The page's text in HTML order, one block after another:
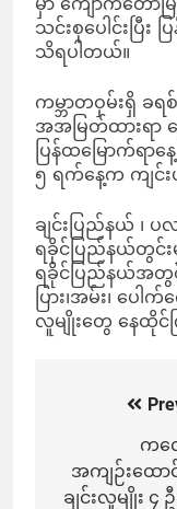
သင်းစုပေါင်းပြီ
သိရပါတယ်။
ကမ္ဘာတဝှမ်းရှိ
အအမြတ်ထားရာ
ပြန်ထမြောက်ရာ
၅ ရက်နေ့က ကျင်
ချင်းပြည်နယ် ၊
ရခိုင်ပြည်နယ်တွင်းမှ
ရခိုင်ပြည်နယ်အတွင်
ပြား၊အမ်း၊ ပေ
လူမျိုးတွေ နေထိုင်
navigation
ကလ
အကျဉ်းထော
ချင်းလူမျိုး ၄ ဦ